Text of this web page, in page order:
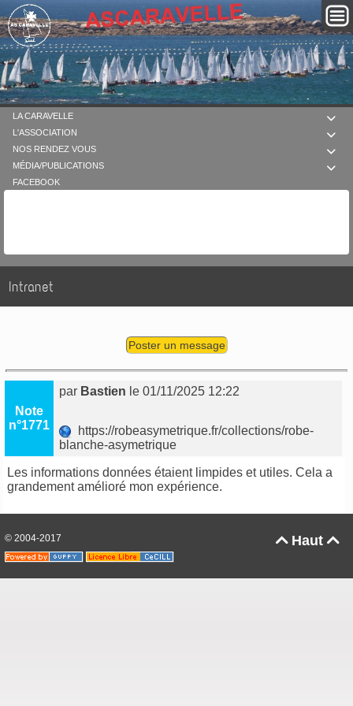

LA CARAVELLE

L'ASSOCIATION

NOS RENDEZ VOUS

MÉDIA/PUBLICATIONS
FACEBOOK
Intranet
Poster un message
Note
n°1771
par Bastien le 01/11/2025 12:22
https://robeasymetrique.fr/collections/robe-
blanche-asymetrique
Les informations données étaient limpides et utiles. Cela a
grandement amélioré mon expérience.
Haut 
© 2004-2017